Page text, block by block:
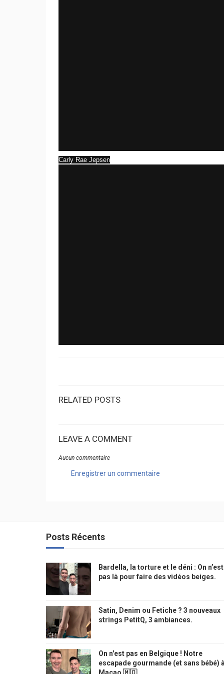
Carly Rae Jepsen
RELATED POSTS
LEAVE A COMMENT
Aucun commentaire
Enregistrer un commentaire
Posts Récents
Bardella, la torture et le déni : On n’est
pas là pour faire des vidéos beiges.
Satin, Denim ou Fetiche ? 3 nouveaux
strings PetitQ, 3 ambiances.
On n'est pas en Belgique ! Notre
escapade gourmande (et sans bébé) à